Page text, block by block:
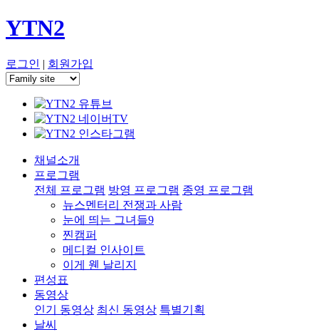
YTN2
로그인 | 회원가입
채널소개
프로그램
전체 프로그램 방영 프로그램 종영 프로그램
뉴스멘터리 전쟁과 사람
눈에 띄는 그녀들9
찐캠퍼
메디컬 인사이트
이게 웬 날리지
편성표
동영상
인기 동영상 최신 동영상 특별기획
날씨